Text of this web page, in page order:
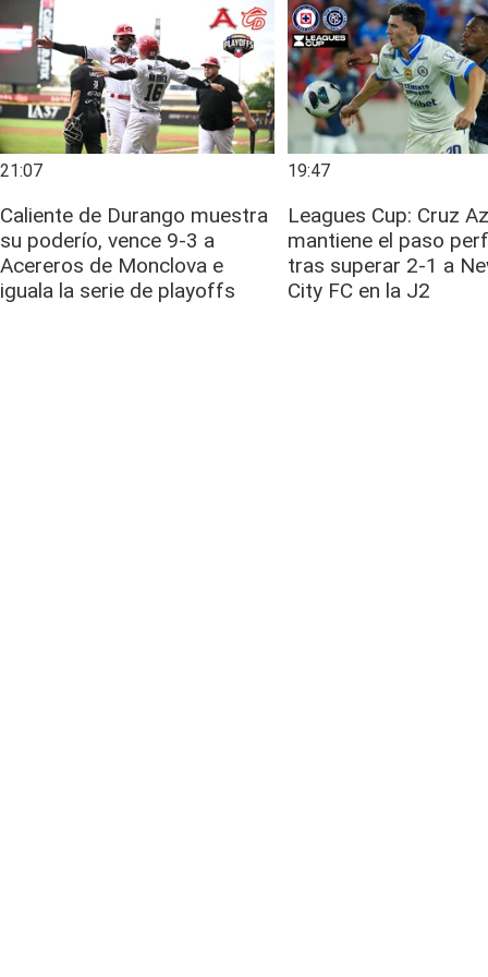
21:07
Caliente de Durango muestra
su poderío, vence 9-3 a
Acereros de Monclova e
iguala la serie de playoffs
19:47
Leagues Cup: Cruz
mantiene el paso
tras superar 2-1 a
City FC en la J2